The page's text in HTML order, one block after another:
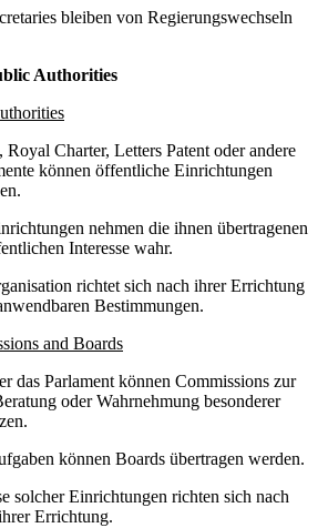
bleiben von Regierungswechseln
Authorities
Royal Charter, Letters Patent oder andere
können öffentliche Einrichtungen
nehmen die ihnen übertragenen
Interesse wahr.
richtet sich nach ihrer Errichtung
Bestimmungen.
and Boards
das Parlament können Commissions zur
oder Wahrnehmung besonderer
können Boards übertragen werden.
solcher Einrichtungen richten sich nach
Errichtung.